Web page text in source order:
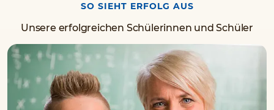
SO SIEHT ERFOLG AUS
Unsere erfolgreichen Schülerinnen und Schüler